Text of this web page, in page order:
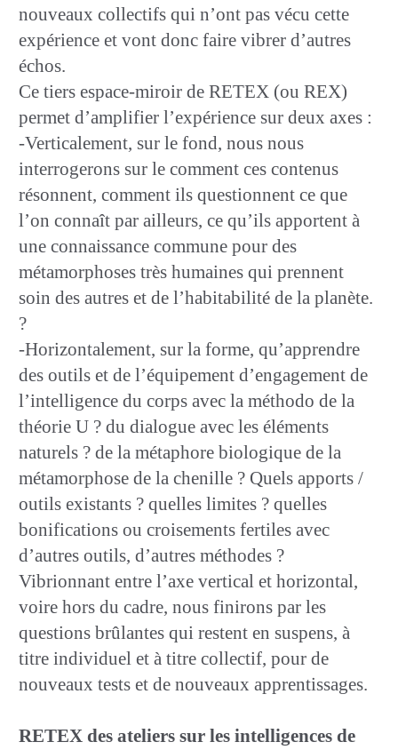
nouveaux collectifs qui n’ont pas vécu cette
expérience et vont donc faire vibrer d’autres
échos.
Ce tiers espace-miroir de RETEX (ou REX)
permet d’amplifier l’expérience sur deux axes :
-Verticalement, sur le fond, nous nous
interrogerons sur le comment ces contenus
résonnent, comment ils questionnent ce que
l’on connaît par ailleurs, ce qu’ils apportent à
une connaissance commune pour des
métamorphoses très humaines qui prennent
soin des autres et de l’habitabilité de la planète.
?
-Horizontalement, sur la forme, qu’apprendre
des outils et de l’équipement d’engagement de
l’intelligence du corps avec la méthodo de la
théorie U ? du dialogue avec les éléments
naturels ? de la métaphore biologique de la
métamorphose de la chenille ? Quels apports /
outils existants ? quelles limites ? quelles
bonifications ou croisements fertiles avec
d’autres outils, d’autres méthodes ?
Vibrionnant entre l’axe vertical et horizontal,
voire hors du cadre, nous finirons par les
questions brûlantes qui restent en suspens, à
titre individuel et à titre collectif, pour de
nouveaux tests et de nouveaux apprentissages.
RETEX des ateliers sur les intelligences de